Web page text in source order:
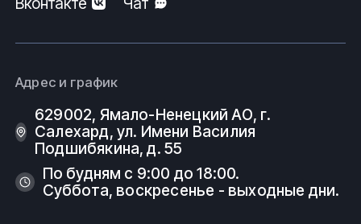
Поставки изделий из металлов и
металлопроката и трубопроводной арматуры.
материалов, доставка по территории Российской
Федерации и стран СНГ. Выполнение заказов
согласно спецификации, в том числе осуществление
работ по изделиям с нестандартными габаритными
размерами.
Адрес и график
629002, Ямало-Ненецкий АО, г.
Салехард, ул. Имени Василия
Подшибякина, д. 55
По будням с 9:00 до 18:00.
Суббота, воскресенье - выходные дни.